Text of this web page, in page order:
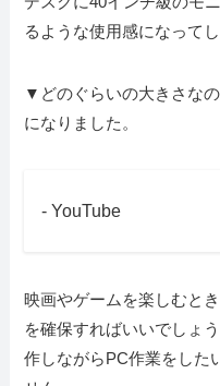
るような使用感になってし
▼どのぐらいの大きさな
になりました。
- YouTube
映画やゲームを楽しむと
を確保すればいいでしょ
作しながらPC作業をした